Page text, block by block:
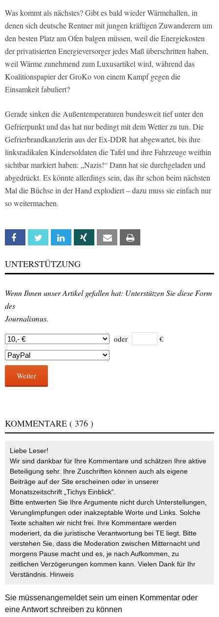
Was kommt als nächstes? Gibt es bald wieder Wärmehallen, in
denen sich deutsche Rentner mit jungen kräftigen Zuwanderern um
den besten Platz am Ofen balgen müssen, weil die Energiekosten
der privatisierten Energieversorger jedes Maß überschritten haben,
weil Wärme zunehmend zum Luxusartikel wird, während das
Koalitionspapier der GroKo von einem Kampf gegen die
Einsamkeit fabuliert?
Gerade sinken die Außentemperaturen bundesweit tief unter den
Gefrierpunkt und das hat nur bedingt mit dem Wetter zu tun. Die
Gefrierbrandkanzlerin aus der Ex-DDR hat abgewartet, bis ihre
linksradikalen Kindersoldaten die Tafel und ihre Fahrzeuge weithin
sichtbar markiert haben: „Nazis!“ Dann hat sie durchgeladen und
abgedrückt. Es könnte allerdings sein, das ihr schon beim nächsten
Mal die Büchse in der Hand explodiert – dazu muss sie einfach nur
so weitermachen.
Facebook Twitter Linkedin Xing Email
UNTERSTÜTZUNG
Wenn Ihnen unser Artikel gefallen hat: Unterstützen Sie diese Form
des
Journalismus.
oder €
Weiter
KOMMENTARE ( 376 )
Liebe Leser!
Wir sind dankbar für Ihre Kommentare und schätzen Ihre aktive
Beteiligung sehr. Ihre Zuschriften können auch als eigene
Beiträge auf der Site erscheinen oder in unserer
Monatszeitschrift „Tichys Einblick“.
Bitte entwerten Sie Ihre Argumente nicht durch Unterstellungen,
Verunglimpfungen oder inakzeptable Worte und Links. Solche
Texte schalten wir nicht frei. Ihre Kommentare werden
moderiert, da die juristische Verantwortung bei TE liegt. Bitte
verstehen Sie, dass die Moderation zwischen Mitternacht und
morgens Pause macht und es, je nach Aufkommen, zu
zeitlichen Verzögerungen kommen kann. Vielen Dank für Ihr
Verständnis. Hinweis
Sie müssenangemeldetsein um einen Kommentar oder
eine Antwort schreiben zu können